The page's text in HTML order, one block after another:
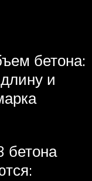
бетона:
и
бетона